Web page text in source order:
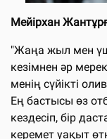
Мейірхан
"Жаңа жыл мен
кезiмнен әр
менiң сүйiктi
Ең бастысы өз
кездесiп, бiр
керемет уақыт